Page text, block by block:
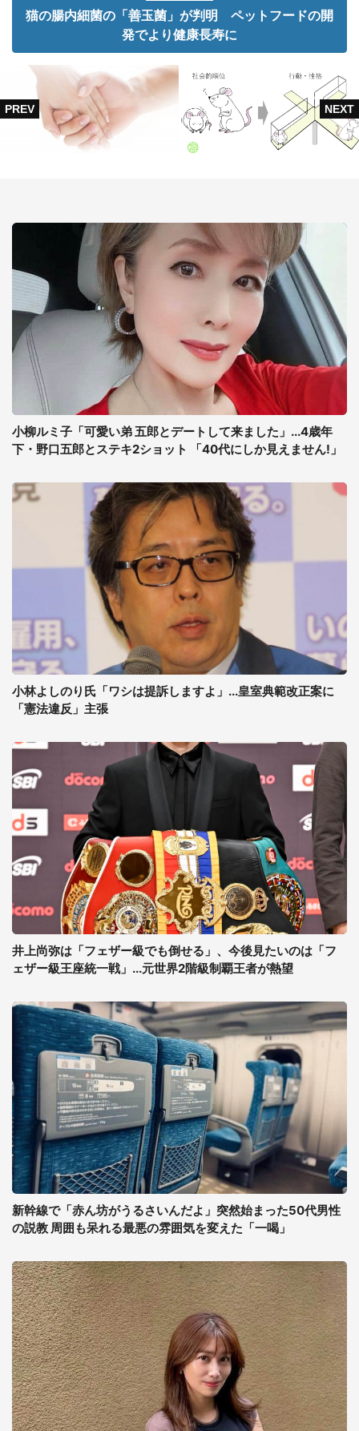
猫の腸内細菌の「善玉菌」が判明 ペットフードの開
発でより健康長寿に
小柳ルミ子「可愛い弟 五郎とデートして来ました」...4歳年
下・野口五郎とステキ2ショット 「40代にしか見えません!」
小林よしのり氏「ワシは提訴しますよ」...皇室典範改正案に
「憲法違反」主張
井上尚弥は「フェザー級でも倒せる」、今後見たいのは「フ
ェザー級王座統一戦」...元世界2階級制覇王者が熱望
新幹線で「赤ん坊がうるさいんだよ」突然始まった50代男性
の説教 周囲も呆れる最悪の雰囲気を変えた「一喝」